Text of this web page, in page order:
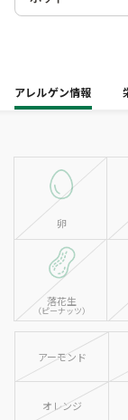
アレルゲン情報
卵
落花生
（ピーナッツ）
アーモンド
オレンジ